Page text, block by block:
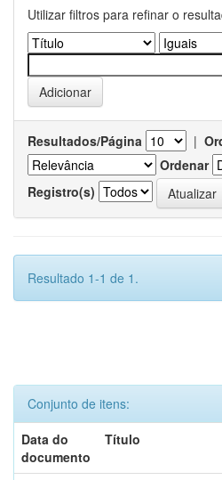
Utilizar filtros para refinar o
Resultados/Página |
Ordenar
Registro(s)
Resultado 1-1 de 1.
Conjunto de itens:
Data do
documento
Título